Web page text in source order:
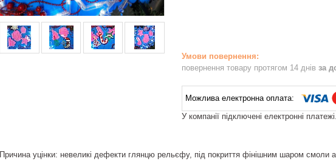
повернення товару протягом 14 днів за
У компанії підключені електронні
Причина уцінки: невеликі дефекти глянцю рельєфу, під покриття фінішним шаром смоли